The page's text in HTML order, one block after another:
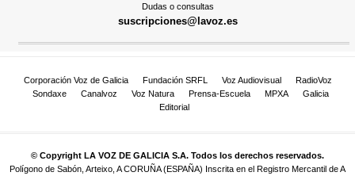
Dudas o consultas
suscripciones@lavoz.es
Corporación Voz de Galicia Fundación SRFL Voz Audiovisual
RadioVoz
Sondaxe
Canalvoz Voz Natura Prensa-Escuela MPXA
Galicia
Editorial
© Copyright LA VOZ DE GALICIA S.A. Todos los derechos reservados.
Polígono de Sabón, Arteixo, A CORUÑA (ESPAÑA) Inscrita en el Registro Mercantil de A